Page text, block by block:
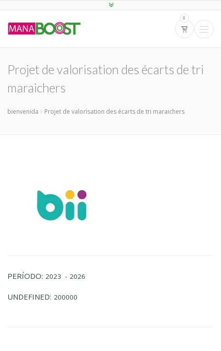
0
Projet de valorisation des écarts de tri
maraichers
bienvenida Projet de valorisation des écarts de tri maraichers
PERÍODO: 2023 - 2026
UNDEFINED: 200000